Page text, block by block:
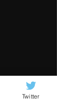
Twitter